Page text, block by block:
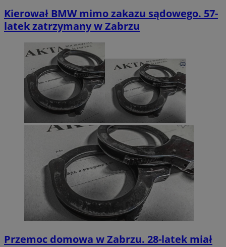
Kierował BMW mimo zakazu sądowego. 57-
latek zatrzymany w Zabrzu
Przemoc domowa w Zabrzu. 28-latek miał